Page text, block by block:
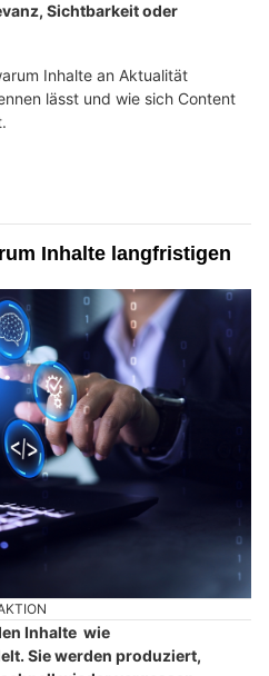
Sichtbarkeit oder
Inhalte an Aktualität
lässt und wie sich Content
Inhalte langfristigen
Inhalte wie
Sie werden produziert,